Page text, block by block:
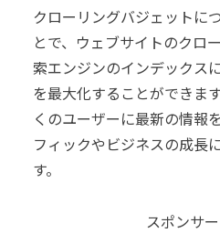
クローリングバジェットに
とで、ウェブサイトのクロ
索エンジンのインデックス
を最大化することができま
くのユーザーに最新の情報
フィックやビジネスの成長
す。
スポンサ